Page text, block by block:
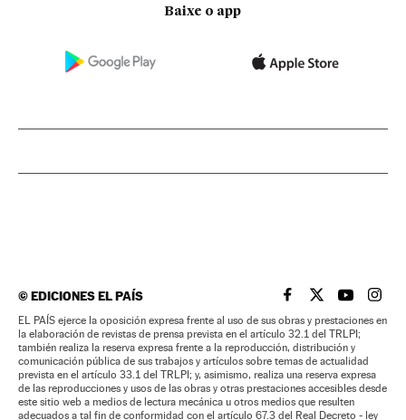
Baixe o app
©EDICIONES EL PAÍS EL PAÍS BRASIL EN
EL PAÍSEL PAÍS
EL
EL PAÍS ejerce la oposición expresa frente al uso de sus obras y prestaciones en
la elaboración de revistas de prensa prevista en el artículo 32.1 del TRLPI;
también realiza la reserva expresa frente a la reproducción, distribución y
comunicación pública de sus trabajos y artículos sobre temas de actualidad
prevista en el artículo 33.1 del TRLPI; y, asimismo, realiza una reserva expresa
de las reproducciones y usos de las obras y otras prestaciones accesibles desde
este sitio web a medios de lectura mecánica u otros medios que resulten
adecuados a tal fin de conformidad con el artículo 67.3 del Real Decreto - ley